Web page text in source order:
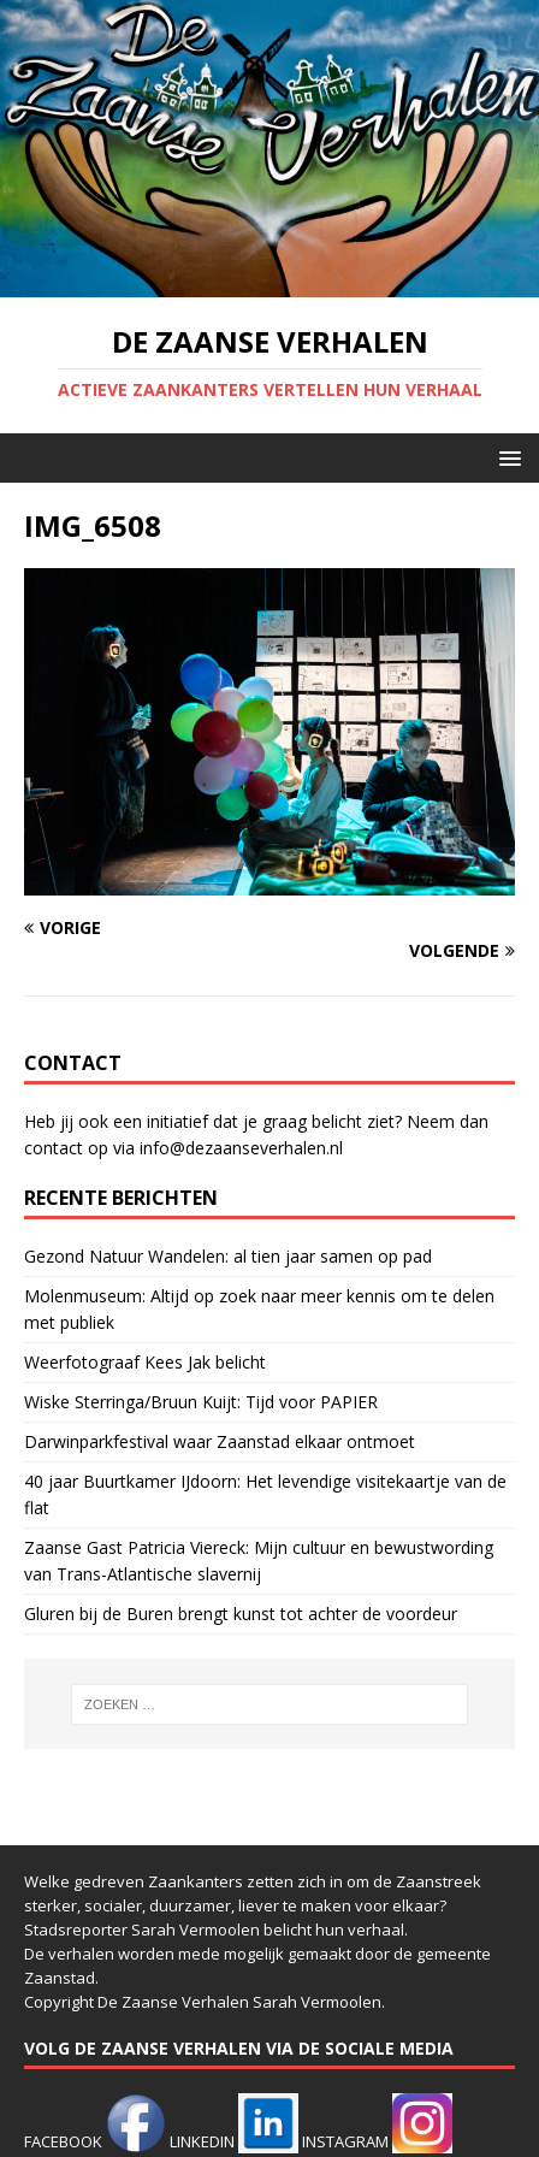
DE ZAANSE VERHALEN
ACTIEVE ZAANKANTERS VERTELLEN HUN VERHAAL
IMG_6508
VORIGE
VOLGENDE
CONTACT
Heb jij ook een initiatief dat je graag belicht ziet? Neem dan
contact op via info@dezaanseverhalen.nl
RECENTE BERICHTEN
Gezond Natuur Wandelen: al tien jaar samen op pad
Molenmuseum: Altijd op zoek naar meer kennis om te delen
met publiek
Weerfotograaf Kees Jak belicht
Wiske Sterringa/Bruun Kuijt: Tijd voor PAPIER
Darwinparkfestival waar Zaanstad elkaar ontmoet
40 jaar Buurtkamer IJdoorn: Het levendige visitekaartje van de
flat
Zaanse Gast Patricia Viereck: Mijn cultuur en bewustwording
van Trans-Atlantische slavernij
Gluren bij de Buren brengt kunst tot achter de voordeur
Welke gedreven Zaankanters zetten zich in om de Zaanstreek
sterker, socialer, duurzamer, liever te maken voor elkaar?
Stadsreporter Sarah Vermoolen belicht hun verhaal.
De verhalen worden mede mogelijk gemaakt door de gemeente
Zaanstad.
Copyright De Zaanse Verhalen Sarah Vermoolen.
VOLG DE ZAANSE VERHALEN VIA DE SOCIALE MEDIA
FACEBOOK LINKEDIN INSTAGRAM